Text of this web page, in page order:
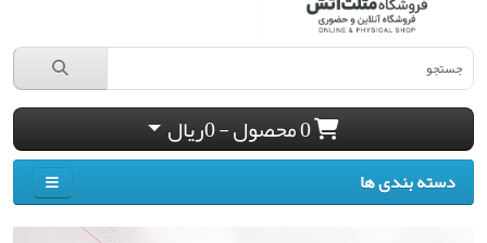
0 محصول - 0ریال
دسته بندی ها